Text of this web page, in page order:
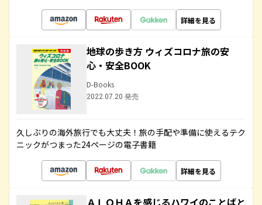
詳細を見る
地球の歩き方 ウィズコロナ旅の安
心・安全BOOK
D-Books
2022.07.20 発売
久しぶりの海外旅行でも大丈夫！旅の手配や準備に使えるテク
ニックがつまった24ページの電子書籍
詳細を見る
ＡＬＯＨＡを感じるハワイのことばと